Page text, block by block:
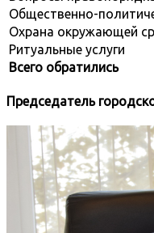
Общественно-
Охрана окружающей
Ритуальные услуги
Всего обратились
Председатель